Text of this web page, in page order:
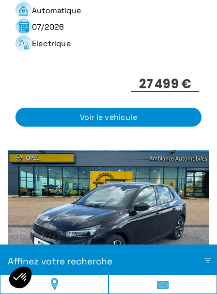
Affinez votre recherche
Automatique
07/2026
Electrique
27 499 €
Voir le véhicule